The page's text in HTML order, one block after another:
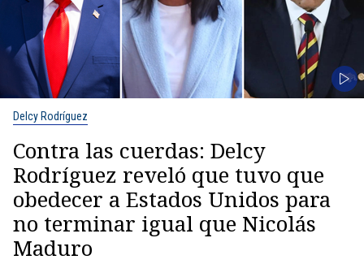
Delcy Rodríguez
Contra las cuerdas: Delcy
Rodríguez reveló que tuvo que
obedecer a Estados Unidos para
no terminar igual que Nicolás
Maduro